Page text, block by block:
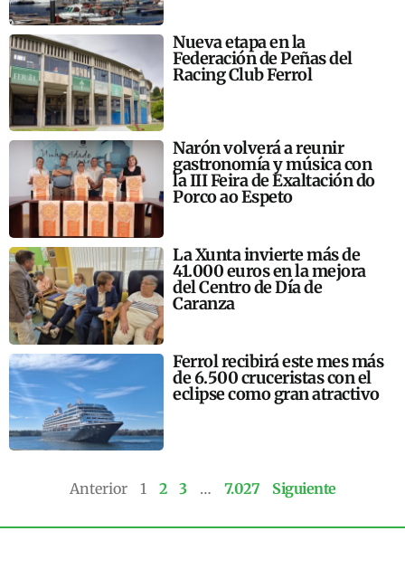
Nueva etapa en la
Federación de Peñas del
Racing Club Ferrol
Narón volverá a reunir
gastronomía y música con
la III Feira de Exaltación do
Porco ao Espeto
La Xunta invierte más de
41.000 euros en la mejora
del Centro de Día de
Caranza
Ferrol recibirá este mes más
de 6.500 cruceristas con el
eclipse como gran atractivo
Anterior 1 2 3 … 7.027 Siguiente